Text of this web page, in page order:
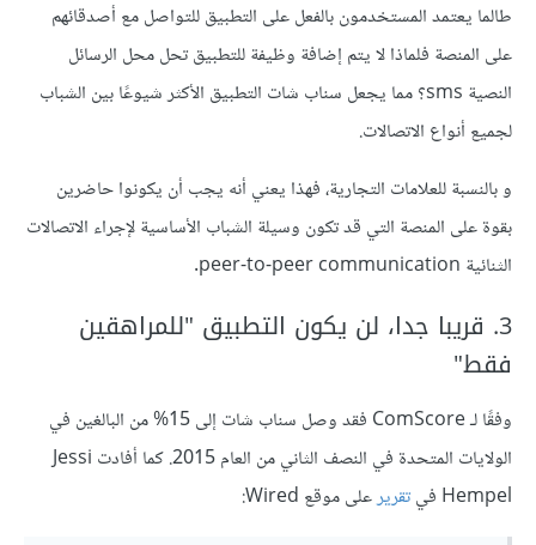
طالما يعتمد المستخدمون بالفعل على التطبيق للتواصل مع أصدقائهم
على المنصة فلماذا لا يتم إضافة وظيفة للتطبيق تحل محل الرسائل
النصية sms؟ مما يجعل سناب شات التطبيق الأكثر شيوعًا بين الشباب
لجميع أنواع الاتصالات.
و بالنسبة للعلامات التجارية، فهذا يعني أنه يجب أن يكونوا حاضرين
بقوة على المنصة التي قد تكون وسيلة الشباب الأساسية لإجراء الاتصالات
الثنائية peer-to-peer communication.
3. قريبا جدا، لن يكون التطبيق "للمراهقين
فقط"
وفقًا لـ ComScore فقد وصل سناب شات إلى 15% من البالغين في
الولايات المتحدة في النصف الثاني من العام 2015. كما أفادت Jessi
Hempel في
تقريرعلى موقع Wired: